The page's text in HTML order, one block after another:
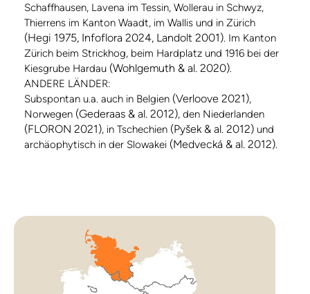
Schaffhausen, Lavena im Tessin, Wollerau in Schwyz,
Thierrens im Kanton Waadt, im Wallis und in Zürich
(Hegi 1975, Infoflora 2024, Landolt 2001) . Im Kanton
Zürich beim Strickhog, beim Hardplatz und 1916 bei der
Kiesgrube Hardau (Wohlgemuth & al. 2020)
ANDERE LÄNDER:
Subspontan u.a. auch in Belgien (Verloove 2021),
Norwegen (Gederaas & al. 2012), den Niederlanden
(FLORON 2021), in Tschechien (Pyšek & al. 2012) und
archäophytisch in der Slowakei (Medvecká & al. 2012)